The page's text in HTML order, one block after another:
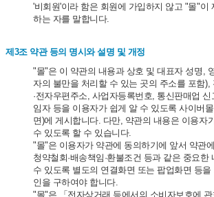
'비회원'이라 함은 회원에 가입하지 않고 "몰"이
하는 자를 말합니다.
제3조 약관 등의 명시와 설명 및 개정
"몰"은 이 약관의 내용과 상호 및 대표자 성명,
자의 불만을 처리할 수 있는 곳의 주소를 포함),
·전자우편주소, 사업자등록번호, 통신판매업
임자 등을 이용자가 쉽게 알 수 있도록 사이버
면)에 게시합니다. 다만, 약관의 내용은 이용자
수 있도록 할 수 있습니다.
"몰"은 이용자가 약관에 동의하기에 앞서 약관
청약철회·배송책임·환불조건 등과 같은 중요
수 있도록 별도의 연결화면 또는 팝업화면 등
인을 구하여야 합니다.
"몰"은 「전자상거래 등에서의 소비자보호에